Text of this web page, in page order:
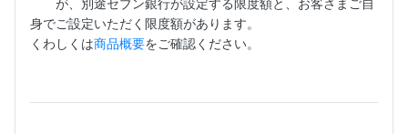
が、別途セブン銀行が設定する限度額と、お客さまご自
身でご設定いただく限度額があります。
くわしくは商品概要をご確認ください。